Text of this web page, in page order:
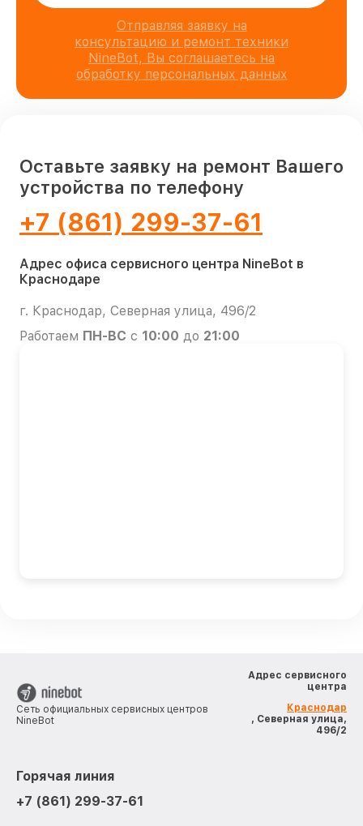
Отправляя заявку на
консультацию и ремонт техники
NineBot, Вы соглашаетесь на
обработку персональных данных
Оставьте заявку на ремонт Вашего
устройства по телефону
+7 (861) 299-37-61
Адрес офиса сервисного центра NineBot в
Краснодаре
г. Краснодар, Северная улица, 496/2
Работаем ПН-ВС с 10:00 до 21:00
Сеть официальных сервисных центров
NineBot
Адрес сервисного
центра
Краснодар
, Северная улица,
496/2
Горячая линия
+7 (861) 299-37-61